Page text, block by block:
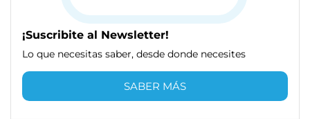
¡Suscribite al Newsletter!
Lo que necesitas saber, desde donde necesites
SABER MÁS